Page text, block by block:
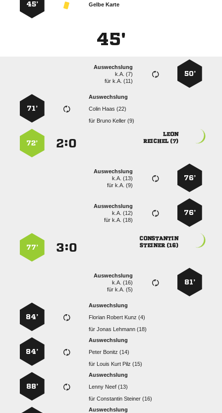
Gelbe Karte
45’
45'
50’
Auswechslung
k.A. (7)
fürk.A. (11)
Auswechslung
  
für   
71’

 
:
72’
76’
Auswechslung
k.A. (13)
fürk.A. (9)
76’
Auswechslung
k.A. (12)
fürk.A. (18)

 
:
77’
81’
Auswechslung
k.A. (16)
fürk.A. (5)
Auswechslung
   
für  
84’
Auswechslung
  
für    
84’
Auswechslung
  
für  
88’
Auswechslung